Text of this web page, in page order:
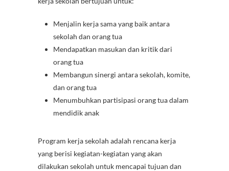
Menjalin kerja sama yang baik antara
sekolah dan orang tua
Mendapatkan masukan dan kritik dari
orang tua
Membangun sinergi antara sekolah, komite,
dan orang tua
Menumbuhkan partisipasi orang tua dalam
mendidik anak
Program kerja sekolah adalah rencana kerja
yang berisi kegiatan-kegiatan yang akan
dilakukan sekolah untuk mencapai tujuan dan